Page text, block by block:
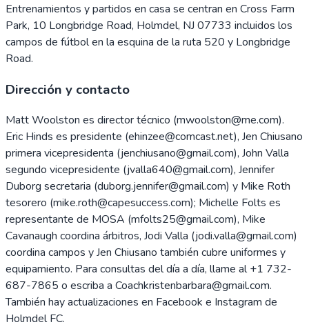
Entrenamientos y partidos en casa se centran en Cross Farm
Park, 10 Longbridge Road, Holmdel, NJ 07733 incluidos los
campos de fútbol en la esquina de la ruta 520 y Longbridge
Road.
Dirección y contacto
Matt Woolston es director técnico (mwoolston@me.com).
Eric Hinds es presidente (ehinzee@comcast.net), Jen Chiusano
primera vicepresidenta (jenchiusano@gmail.com), John Valla
segundo vicepresidente (jvalla640@gmail.com), Jennifer
Duborg secretaria (duborg.jennifer@gmail.com) y Mike Roth
tesorero (mike.roth@capesuccess.com); Michelle Folts es
representante de MOSA (mfolts25@gmail.com), Mike
Cavanaugh coordina árbitros, Jodi Valla (jodi.valla@gmail.com)
coordina campos y Jen Chiusano también cubre uniformes y
equipamiento. Para consultas del día a día, llame al +1 732-
687-7865 o escriba a Coachkristenbarbara@gmail.com.
También hay actualizaciones en Facebook e Instagram de
Holmdel FC.